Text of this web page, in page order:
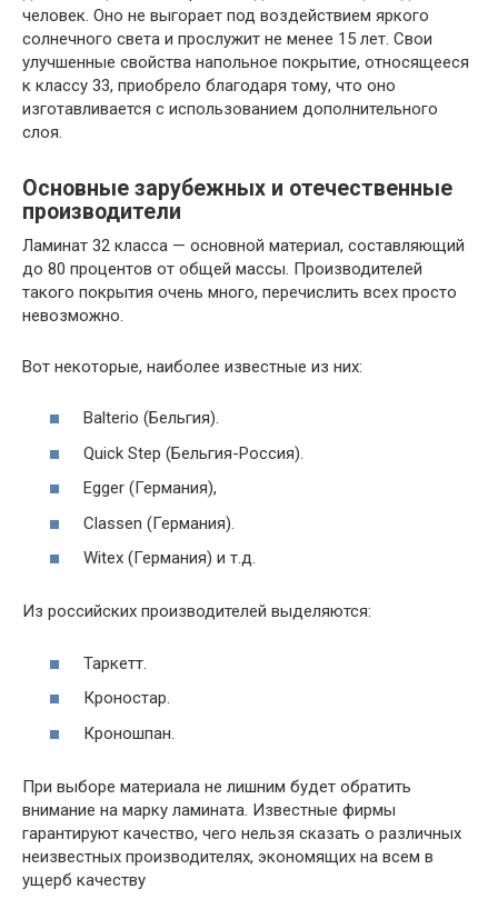
человек. Оно не выгорает под воздействием яркого
солнечного света и прослужит не менее 15 лет. Свои
улучшенные свойства напольное покрытие, относящееся
к классу 33, приобрело благодаря тому, что оно
изготавливается с использованием дополнительного
слоя.
Основные зарубежных и отечественные
производители
Ламинат 32 класса — основной материал, составляющий
до 80 процентов от общей массы. Производителей
такого покрытия очень много, перечислить всех просто
невозможно.
Вот некоторые, наиболее известные из них:
Balterio (Бельгия).
Quick Step (Бельгия-Россия).
Egger (Германия),
Classen (Германия).
Witex (Германия) и т.д.
Из российских производителей выделяются:
Таркетт.
Кроностар.
Кроношпан.
При выборе материала не лишним будет обратить
внимание на марку ламината. Известные фирмы
гарантируют качество, чего нельзя сказать о различных
неизвестных производителях, экономящих на всем в
ущерб качеству